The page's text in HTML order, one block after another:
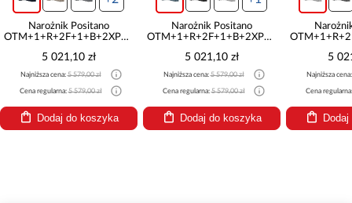
Narożnik Positano
OTM+1+R+2F+1+B+2XPufa
5 021,10 zł
Najniższa cena:5 579,00 zł
Cena regularna:5 579,00 zł
Dodaj do koszyka
Narożnik Positano
OTM+1+R+2F+1+B+2XPufa
5 021,10 zł
Najniższa cena:5 579,00 zł
Cena regularna:5 579,00 zł
Dodaj do koszyka
5
Najniższa
Cena